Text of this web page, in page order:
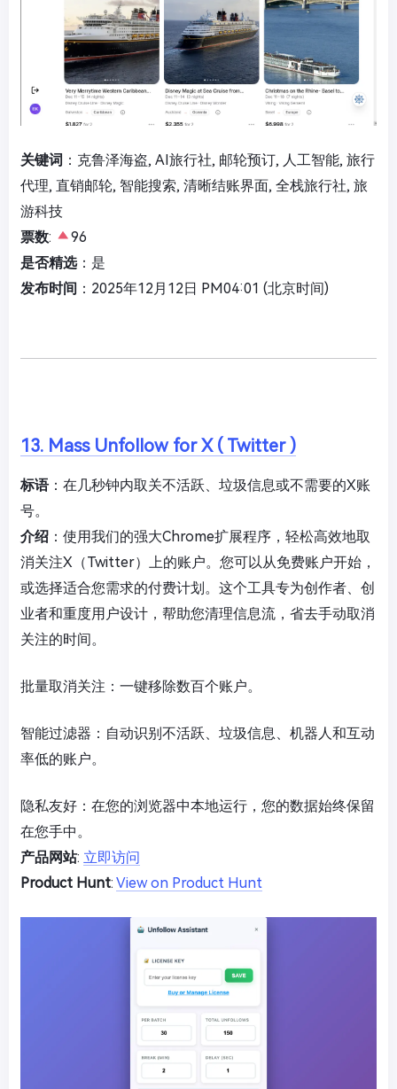
关键词 ：克鲁泽海盗, AI旅行社, 邮轮预订, 人工智能, 旅行
代理, 直销邮轮, 智能搜索, 清晰结账界面, 全栈旅行社, 旅
游科技
票数:
96
是否精选：是
发布时间 ：2025年12月12日 PM04:01 (北京时间)
13. Mass Unfollow for X ( Twitter )
标语：在几秒钟内取关不活跃、垃圾信息或不需要的X账
号。
介绍 ：使用我们的强大Chrome扩展程序，轻松高效地取
消关注X（Twitter）上的账户。您可以从免费账户开始，
或选择适合您需求的付费计划。这个工具专为创作者、创
业者和重度用户设计，帮助您清理信息流，省去手动取消
关注的时间。
批量取消关注：一键移除数百个账户。
智能过滤器：自动识别不活跃、垃圾信息、机器人和互动
率低的账户。
隐私友好：在您的浏览器中本地运行，您的数据始终保留
在您手中。
产品网站: 立即访问
Product Hunt: View on Product Hunt